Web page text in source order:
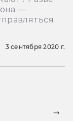
—
3 сентября 2020 г.